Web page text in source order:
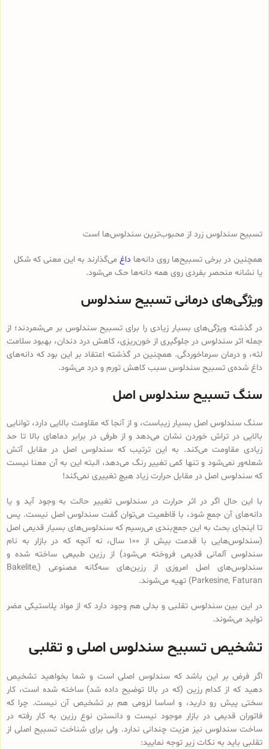
تسبیح سندلوس زرد از محبوب‌ترین سندلوس‌ها است
همچنین در برخی تسبیح‌ها روی دانه‌ها داغ می‌گذارند به این معنی که شکل
یا نشانه منحصر بفردی روی همه دانه‌ها حک می‌شود.
ویژگی‌های درمانی تسبیح سندلوس
در گذشته ویژگی‌های بسیار زیادی را برای تسبیح سندلوس بر می‌شمردند؛ از
جمله اثر سندلوس در جلوگیری از خون‌ریزی، کاهش درد دندان، بهبود سلامت
لثه، و درمان سرماخوردگی. همچنین در گذشته اعتقاد بر این بود که دانه‌های
داغ شده‌ی تسبیح سندلوس سبب کاهش تورم و درد می‌شود.
سنگ تسبیح سندلوس اصل
سنگ سندلوس اصل بسیار زیباست، و از آنجا که مقاومت بالایی دارد، توانایی
بالایی در تراش خوردن نشان می‌دهد و از طرفی در برابر دماهای بالا تا حد
زیادی مقاومت می‌کند. به این ترتیب که سندلوس اصل در مقابل آتش
شعله‌ور نمی‌شود و تنها کمی تغییر رنگ می‌دهد، البته این به آن معنا نیست
که سندلوس اصل در مقابل حرارت زیاد هیچ تغییری نمی‌کند!
با این حال اگر در اثر حرارت در سندلوس تغییر حالت به وجود آید و یا
دانه‌های آن جمع شود، با قاطعیت می‌توان گفت سندلوس اصل نیست. پس
تا اینجای بحث به این جمع‌بندی می‌رسیم که سندلوس‌های بسیار قدیمی اصل
(سندلوس‌هایی با قدمت بیش از 100 سال، نه آنچه که در بازار به نام
سندلوس آلمانی قدیمی فروخته می‌شود) از رزین طبیعی ساخته شده و
سندلوس‌‌های اصل امروزی از رزین‌های سه‌گانه مصنوعی (Bakelite,
Parkesine, Faturan) تهیه می‌شوند.
در این بین سندلوس تقلبی و بدلی هم وجود دارد که از مواد پلاستیکی مضر
تولید می‌شوند.
تشخیص تسبیح سندلوس اصلی و تقلبی
اگر فرض بر این باشد که سندلوس اصلی است و شما بخواهید تشخیص
دهید که از کدام رزین (که در بالا توضیح داده شد) ساخته شده است، کار
سختی پیش رو دارید، و اساسا لزومی هم بر تشخیص آن نیست. چرا که
فاتوران قدیمی در بازار موجود نیست و دانستن نوع رزین به کار رفته در
ساخت سندلوس نیز مزیت چندانی ندارد. ولی برای شناخت تسبیح اصلی از
تقلبی باید به نکات زیر توجه نمایید: